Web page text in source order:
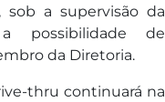
sob a supervisão da
possibilidade de
da Diretoria.
thru continuará na